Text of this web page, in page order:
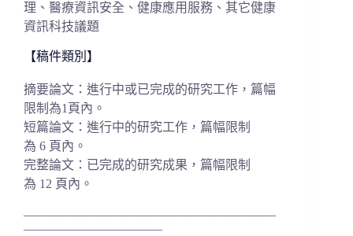
理、醫療資訊安全、健康應用服務、其它健康
資訊科技議題
【稿件類別】
摘要論文：進行中或已完成的研究工作，篇幅
限制為1頁內。
短篇論文：進行中的研究工作，篇幅限制
為 6 頁內。
完整論文：已完成的研究成果，篇幅限制
為 12 頁內。
————————————————————
———————————